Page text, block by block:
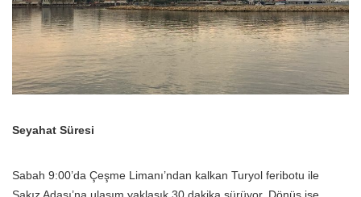
Seyahat Süresi
Sabah 9:00’da Çeşme Limanı’ndan kalkan Turyol feribotu ile